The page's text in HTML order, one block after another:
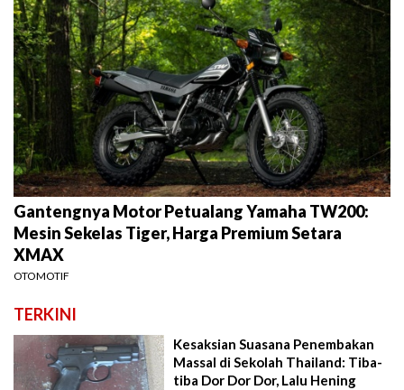
Gantengnya Motor Petualang Yamaha TW200:
Mesin Sekelas Tiger, Harga Premium Setara
XMAX
OTOMOTIF
TERKINI
Kesaksian Suasana Penembakan
Massal di Sekolah Thailand: Tiba-
tiba Dor Dor Dor, Lalu Hening